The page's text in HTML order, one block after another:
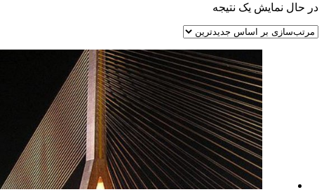
در حال نمایش یک نتیجه